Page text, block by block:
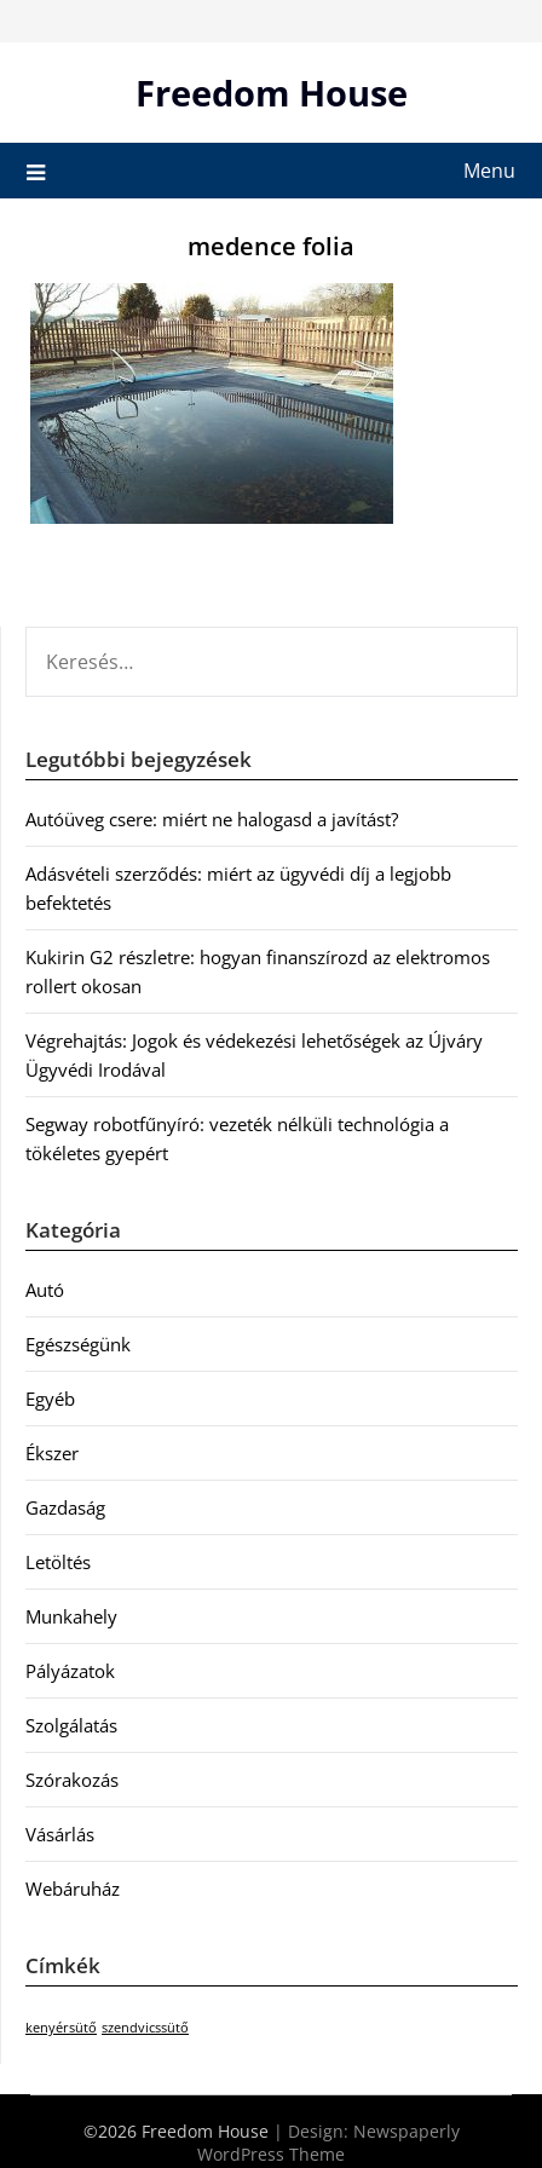
Freedom House
Menu
medence folia
Legutóbbi bejegyzések
Autóüveg csere: miért ne halogasd a javítást?
Adásvételi szerződés: miért az ügyvédi díj a legjobb
befektetés
Kukirin G2 részletre: hogyan finanszírozd az elektromos
rollert okosan
Végrehajtás: Jogok és védekezési lehetőségek az Újváry
Ügyvédi Irodával
Segway robotfűnyíró: vezeték nélküli technológia a
tökéletes gyepért
Kategória
Autó
Egészségünk
Egyéb
Ékszer
Gazdaság
Letöltés
Munkahely
Pályázatok
Szolgálatás
Szórakozás
Vásárlás
Webáruház
Címkék
kenyérsütő szendvicssütő
©2026 Freedom House | Design: Newspaperly
WordPress Theme